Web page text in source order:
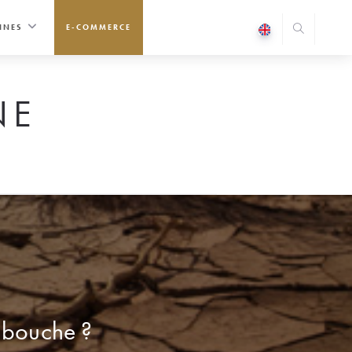
E-COMMERCE
?